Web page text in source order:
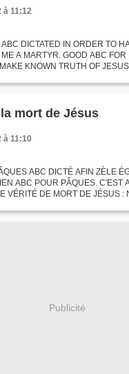
à 11:12
DICTATED IN ORDER TO
A MARTYR. GOOD ABC FOR
KNOWN TRUTH OF
DEATH ON THE CROSS....
mort de Jésus
à 11:10
ABC DICTÉ AFIN ZÈLE
ABC POUR PÂQUES. C'EST
VÉRITÉ DE MORT DE JÉSUS :
Publicité